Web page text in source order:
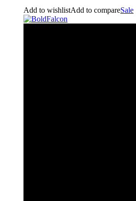
Add to wishlistAdd to compareSale